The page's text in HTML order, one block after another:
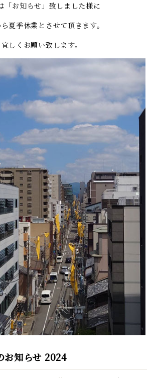
「お知らせ」致しました様に
夏季休業とさせて頂きます。
宜しくお願い致します。
お知らせ 2024